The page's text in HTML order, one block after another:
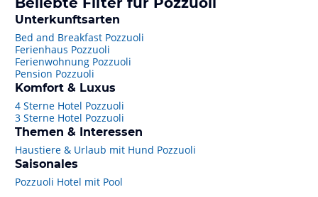
Unterkunftsarten
Bed and Breakfast Pozzuoli
Ferienhaus Pozzuoli
Ferienwohnung Pozzuoli
Pension Pozzuoli
Komfort & Luxus
4 Sterne Hotel Pozzuoli
3 Sterne Hotel Pozzuoli
Themen & Interessen
Haustiere & Urlaub mit Hund Pozzuoli
Saisonales
Pozzuoli Hotel mit Pool